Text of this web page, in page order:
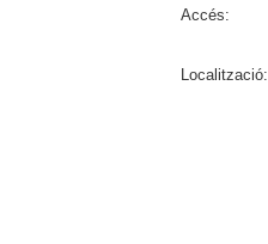
Accés:
Localització: